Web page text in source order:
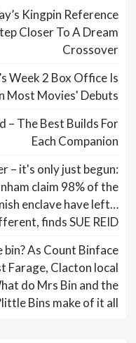
Kingpin Reference
Closer To A Dream
Crossover
Week 2 Box Office Is
Most Movies' Debuts
– The Best Builds For
Each Companion
– it's only just begun:
claim 98% of the
enclave have left…
finds SUE REID
bin? As Count Binface
Farage, Clacton local
do Mrs Bin and the
little Bins make of it all?